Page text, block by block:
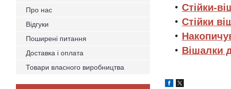
Стійки-
Стійки
Вішалки
Про нас
Відгуки
Поширені питання
Доставка і оплата
Товари власного виробництва